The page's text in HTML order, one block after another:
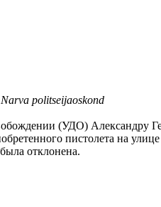
politseijaoskond
(УДО) Александру
пистолета на
отклонена.